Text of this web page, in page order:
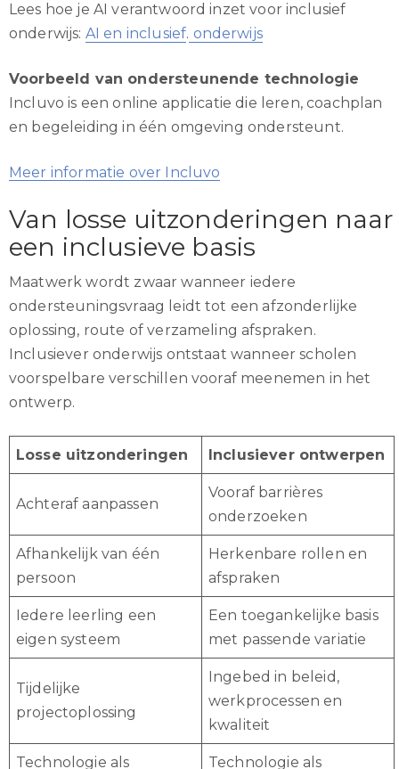
Lees hoe je AI verantwoord inzet voor inclusief
onderwijs: AI en inclusief. onderwijs
Voorbeeld van ondersteunende technologie
Incluvo is een online applicatie die leren, coachplan
en begeleiding in één omgeving ondersteunt.
Meer informatie over Incluvo
Van losse uitzonderingen naar
een inclusieve basis
Maatwerk wordt zwaar wanneer iedere
ondersteuningsvraag leidt tot een afzonderlijke
oplossing, route of verzameling afspraken.
Inclusiever onderwijs ontstaat wanneer scholen
voorspelbare verschillen vooraf meenemen in het
ontwerp.
Losse uitzonderingen Inclusiever ontwerpen
Achteraf aanpassen
Vooraf barrières
onderzoeken
Afhankelijk van één
persoon
Herkenbare rollen en
afspraken
Iedere leerling een
eigen systeem
Een toegankelijke basis
met passende variatie
Tijdelijke
projectoplossing
Ingebed in beleid,
werkprocessen en
kwaliteit
Technologie als Technologie als